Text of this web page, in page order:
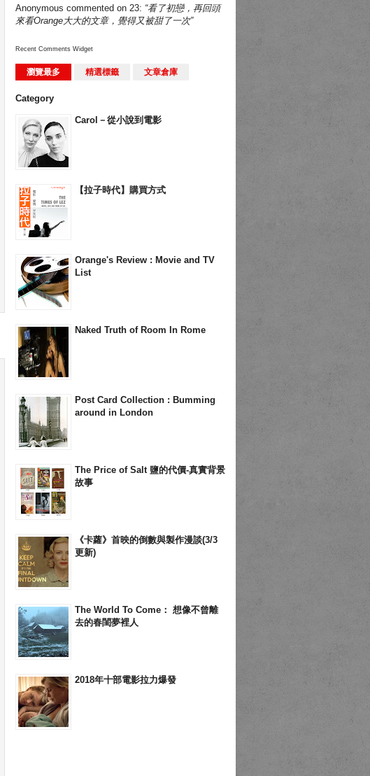
Anonymous commented on 23: “看了初戀，再回頭
來看Orange大大的文章，覺得又被甜了一次”
Recent Comments Widget
瀏覽最多 精選標籤 文章倉庫
Category
Carol－從小說到電影
【拉子時代】購買方式
Orange's Review : Movie and TV
List
Naked Truth of Room In Rome
Post Card Collection : Bumming
around in London
The Price of Salt 鹽的代價-真實背景
故事
《卡蘿》首映的倒數與製作漫談(3/3
更新)
The World To Come： 想像不曾離
去的春閨夢裡人
2018年十部電影拉力爆發